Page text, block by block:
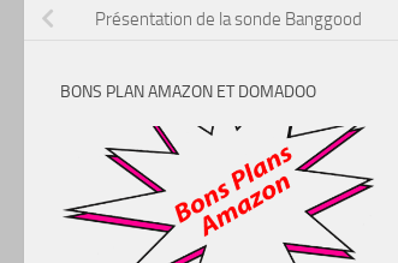
Présentation de la sonde Banggood
BONS PLAN AMAZON ET DOMADOO